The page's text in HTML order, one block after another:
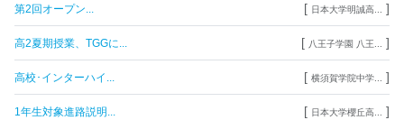
第2回オープン... [ 日本大学明誠高... ]
高2夏期授業、TGGに... [ 八王子学園 八王... ]
高校･インターハイ... [ 横須賀学院中学... ]
1年生対象進路説明... [ 日本大学櫻丘高... ]